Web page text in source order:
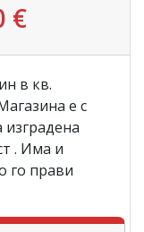
€
в кв.
е с
. Има и
го прави